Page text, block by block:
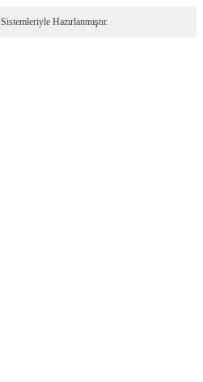
Sistemleriyle Hazırlanmıştır.